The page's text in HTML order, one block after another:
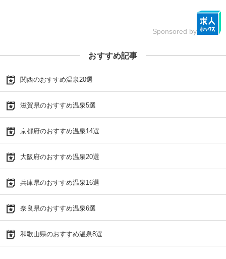
Sponsored by
おすすめ記事
関西のおすすめ温泉20選
滋賀県のおすすめ温泉5選
京都府のおすすめ温泉14選
大阪府のおすすめ温泉20選
兵庫県のおすすめ温泉16選
奈良県のおすすめ温泉6選
和歌山県のおすすめ温泉8選